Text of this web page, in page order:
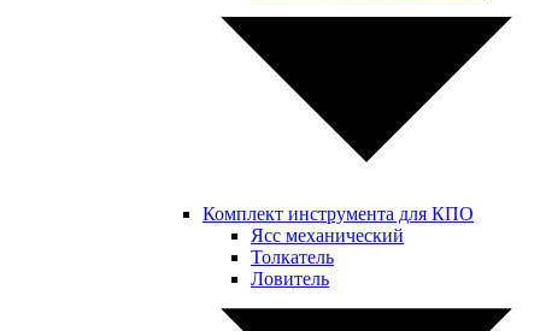
Комплект инструмента для КПО
Ясс механический
Толкатель
Ловитель